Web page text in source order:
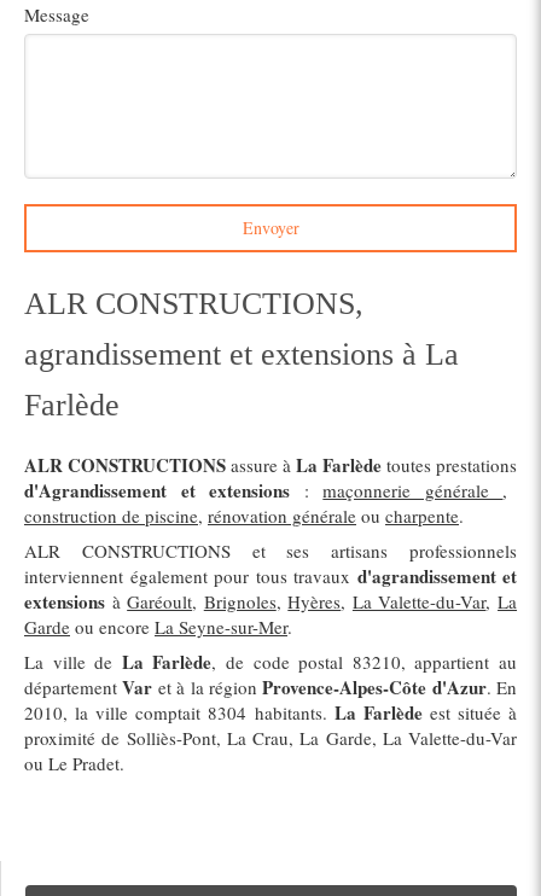
Message
Envoyer
ALR CONSTRUCTIONS,
agrandissement et extensions à La
Farlède
ALR CONSTRUCTIONS assure à La Farlède toutes prestations
d'Agrandissement et extensions :maçonnerie générale ,
construction de piscine, rénovation générale ou charpente.
ALR CONSTRUCTIONS et ses artisans professionnels
interviennent également pour tous travaux d'agrandissement et
extensions àGaréoult, Brignoles,Hyères, La Valette-du-Var,La
Garde ou encore La Seyne-sur-Mer.
La ville de La Farlède, de code postal 83210, appartient au
départementVar et à la régionProvence-Alpes-Côte d'Azur. En
2010, la ville comptait 8304 habitants. La Farlèdeest située à
proximité de Solliès-Pont, La Crau, La Garde, La Valette-du-Var
ou Le Pradet.